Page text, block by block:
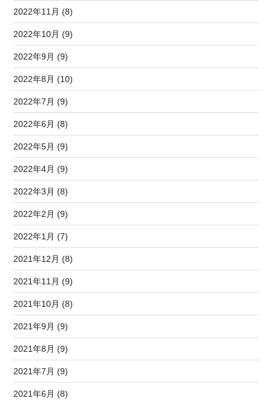
2022年11月 (8)
2022年10月 (9)
2022年9月 (9)
2022年8月 (10)
2022年7月 (9)
2022年6月 (8)
2022年5月 (9)
2022年4月 (9)
2022年3月 (8)
2022年2月 (9)
2022年1月 (7)
2021年12月 (8)
2021年11月 (9)
2021年10月 (8)
2021年9月 (9)
2021年8月 (9)
2021年7月 (9)
2021年6月 (8)